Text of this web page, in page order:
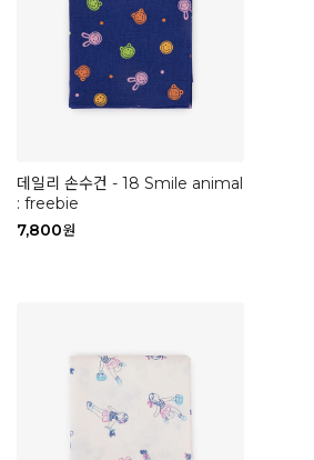
데일리 손수건 - 18 Smile animal
: freebie
7,800원